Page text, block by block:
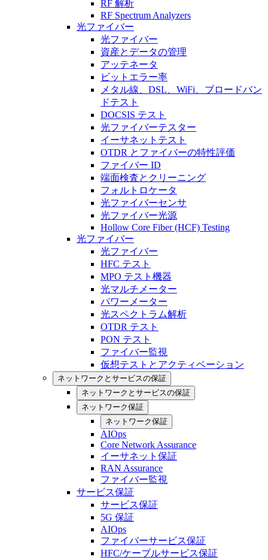
RF 解析
RF Spectrum Analyzers
光ファイバー
光ファイバー
資産とデータの管理
アッテネータ
ビットエラー率
メタル線、DSL、WiFi、ブロードバン
ドテスト
DOCSIS テスト
光ファイバーテスター
イーサネットテスト
OTDR とファイバーの特性評価
ファイバー ID
端面検査とクリーニング
フォルトロケータ
光ファイバーセンサ
光ファイバー光源
Hollow Core Fiber (HCF) Testing
光ファイバー
光ファイバー
HFC テスト
MPO テスト機器
光マルチメーター
パワーメーター
光スペクトラム解析
OTDR テスト
PON テスト
ファイバー監視
仮想テストとアクティベーション
ネットワークとサービスの保証
ネットワークとサービスの保証
ネットワーク保証
ネットワーク保証
AIOps
Core Network Assurance
イーサネット保証
RAN Assurance
ファイバー監視
サービス保証
サービス保証
5G 保証
AIOps
ファイバーサービス保証
HFC/ケーブルサービス保証